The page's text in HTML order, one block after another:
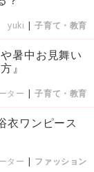
yuki |子育て・教育
暑中お見舞い
』
ター |子育て・教育
衣ワンピース
ター | ファッション